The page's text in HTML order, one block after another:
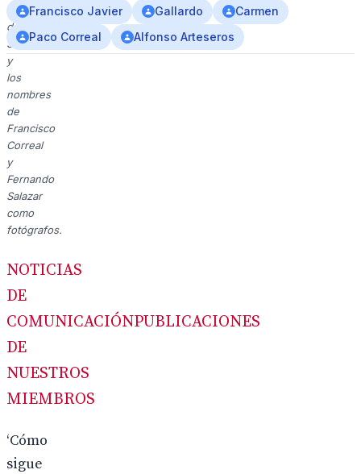
ciudad
de
Sevilla
y
los
nombres
de
Francisco
Correal
y
Fernando
Salazar
como
fotógrafos.
NOTICIAS
DE
COMUNICACIÓNPUBLICACIONES
DE
NUESTROS
MIEMBROS
‘Cómo
sigue
Francisco Javier
Gallardo
Carmen
Paco Correal
Alfonso Arteseros